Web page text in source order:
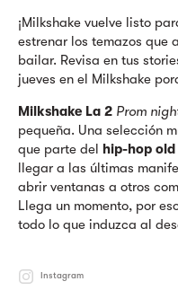
¡Milkshake vuelve listo
estrenar los temazos que
bailar. Revisa en tus
jueves en el Milkshake
Milkshake La 2 Prom
pequeña. Una selección
que parte del hip-hop
llegar a las últimas
abrir ventanas a otros
Llega un momento, por
todo lo que induzca al
Instagram